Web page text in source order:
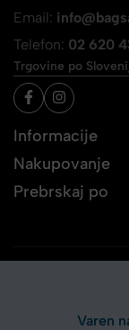
Email:
Telefon: 02 620
Trgovine po
Informacije
Nakupovanje
Prebrskaj po
Varen